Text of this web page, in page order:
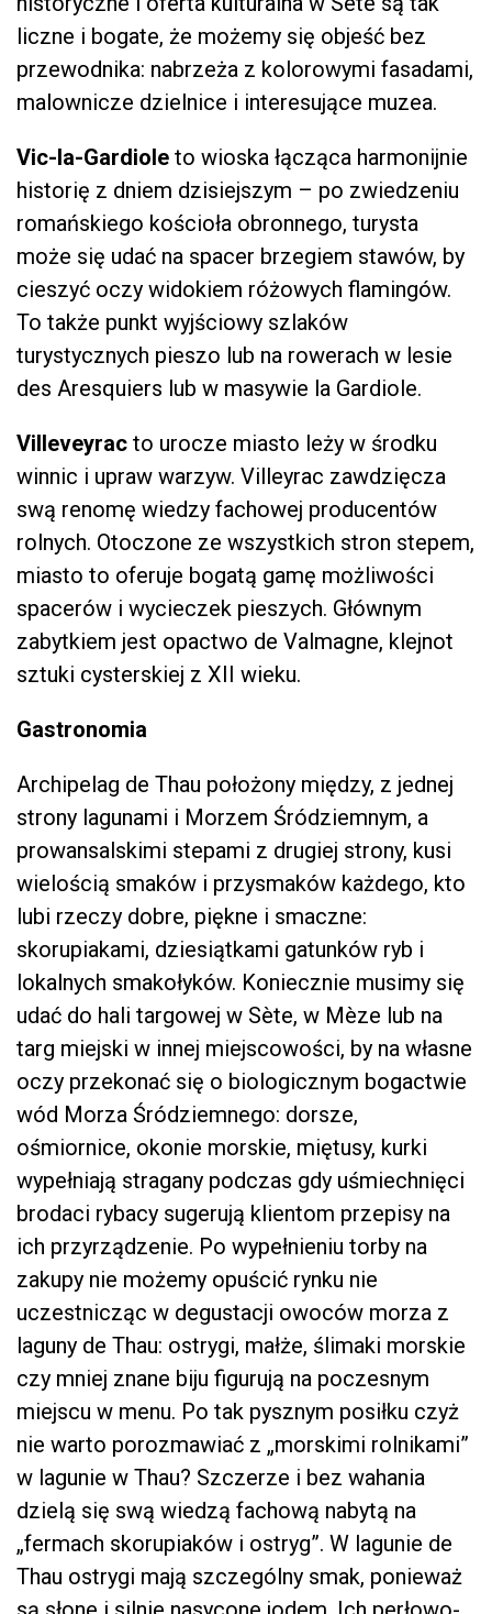
liczne i bogate, że możemy się objeść bez
przewodnika: nabrzeża z kolorowymi fasadami,
malownicze dzielnice i interesujące muzea.
Vic-la-Gardiole to wioska łącząca harmonijnie
historię z dniem dzisiejszym – po zwiedzeniu
romańskiego kościoła obronnego, turysta
może się udać na spacer brzegiem stawów, by
cieszyć oczy widokiem różowych flamingów.
To także punkt wyjściowy szlaków
turystycznych pieszo lub na rowerach w lesie
des Aresquiers lub w masywie la Gardiole.
Villeveyrac to urocze miasto leży w środku
winnic i upraw warzyw. Villeyrac zawdzięcza
swą renomę wiedzy fachowej producentów
rolnych. Otoczone ze wszystkich stron stepem,
miasto to oferuje bogatą gamę możliwości
spacerów i wycieczek pieszych. Głównym
zabytkiem jest opactwo de Valmagne, klejnot
sztuki cysterskiej z XII wieku.
Gastronomia
Archipelag de Thau położony między, z jednej
strony lagunami i Morzem Śródziemnym, a
prowansalskimi stepami z drugiej strony, kusi
wielością smaków i przysmaków każdego, kto
lubi rzeczy dobre, piękne i smaczne:
skorupiakami, dziesiątkami gatunków ryb i
lokalnych smakołyków. Koniecznie musimy się
udać do hali targowej w Sète, w Mèze lub na
targ miejski w innej miejscowości, by na własne
oczy przekonać się o biologicznym bogactwie
wód Morza Śródziemnego: dorsze,
ośmiornice, okonie morskie, miętusy, kurki
wypełniają stragany podczas gdy uśmiechnięci
brodaci rybacy sugerują klientom przepisy na
ich przyrządzenie. Po wypełnieniu torby na
zakupy nie możemy opuścić rynku nie
uczestnicząc w degustacji owoców morza z
laguny de Thau: ostrygi, małże, ślimaki morskie
czy mniej znane biju figurują na poczesnym
miejscu w menu. Po tak pysznym posiłku czyż
nie warto porozmawiać z „morskimi rolnikami”
w lagunie w Thau? Szczerze i bez wahania
dzielą się swą wiedzą fachową nabytą na
„fermach skorupiaków i ostryg”. W lagunie de
Thau ostrygi mają szczególny smak, ponieważ